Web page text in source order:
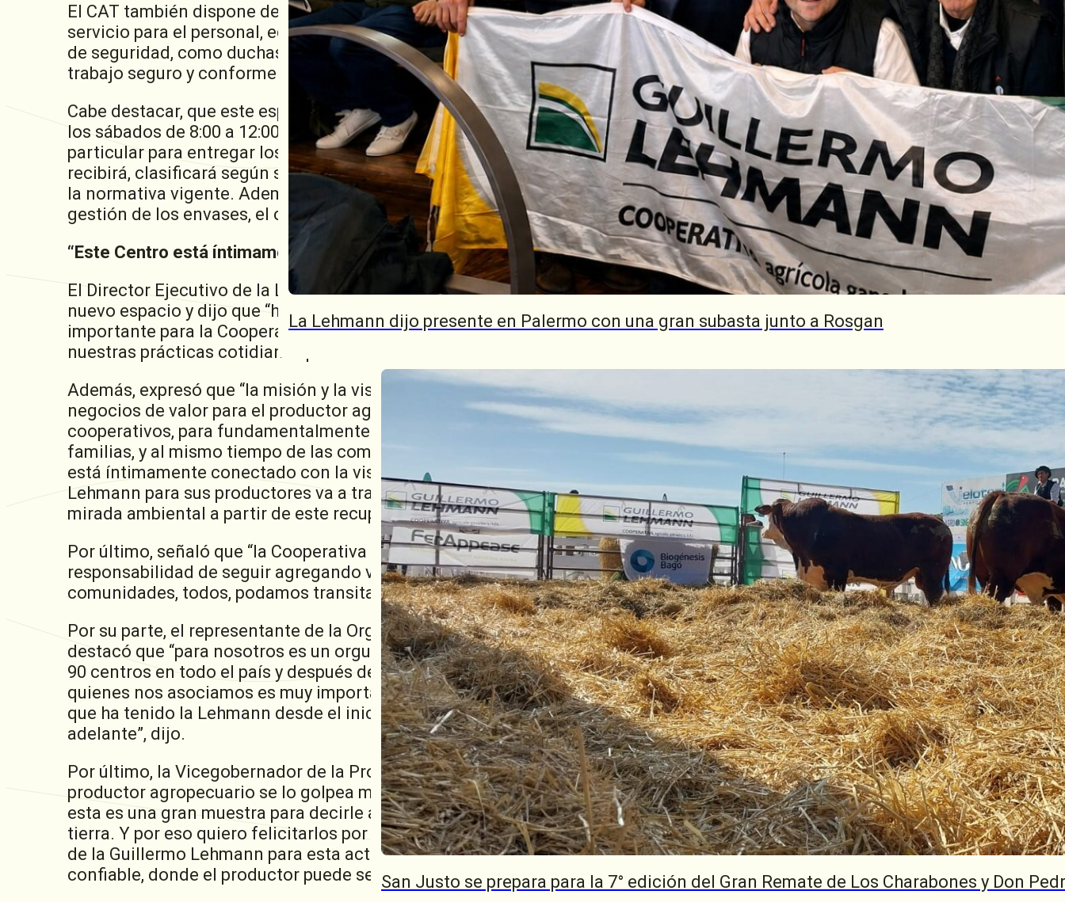
El CAT también dispone de un módulo administrativo que incluye oficinas y áreas de
servicio para el personal, equipado con adecuadas medidas de ventilación y dispositivos
de seguridad, como duchas de emergencia y extintores, para garantizar un entorno de
trabajo seguro y conforme a las normativas vigentes.
Cabe destacar, que este espacio estará operativo de lunes a viernes de 7:30 a 16:00 hs. y
los sábados de 8:00 a 12:00 hs. Los productores podrán acercarse con su vehículo
particular para entregar los envases vacíos de fitosanitarios, donde un operario los
recibirá, clasificará según su estado (limpios o sucios) y los almacenará de acuerdo con
la normativa vigente. Además, se emitirá un certificado digital que garantiza la correcta
gestión de los envases, el cual podrá ser impreso como respaldo documental.
“Este Centro está íntimamente conectado con la visión y la misión de la Cooperativa”
El Director Ejecutivo de la Lehmann, Gonzalo Turri, se refirió a la inauguración de este
nuevo espacio y dijo que “hoy es un motivo de verdadera alegría y satisfacción. Es muy
importante para la Cooperativa que haya coherencia entre el decir y el hacer, para que en
nuestras prácticas cotidianas podamos lograr nuestras convicciones”, argumentó.
Además, expresó que “la misión y la visión de la Cooperativa dice que queremos generar
negocios de valor para el productor agropecuario, en el marco de los principios
cooperativos, para fundamentalmente mejorar la calidad de vida de los socios y de sus
familias, y al mismo tiempo de las comunidades donde todos transitamos. Y este Centro
está íntimamente conectado con la visión y la misión, porque la propuesta de valor de la
Lehmann para sus productores va a trascender lo económico comercial e incluye la
mirada ambiental a partir de este recupero de envases”, manifestó Turri.
Por último, señaló que “la Cooperativa tiene que encontrar la oportunidad y la
responsabilidad de seguir agregando valor en sentido amplio, para que nuestras
comunidades, todos, podamos transitar mejor”, finalizó el Director Ejecutivo.
Por su parte, el representante de la Organización Campo Limpio, Juan Manuel Medina,
destacó que “para nosotros es un orgullo trabajar con la Cooperativa. Tenemos más de
90 centros en todo el país y después de fundar esa cantidad podemos decir que con
quienes nos asociamos es muy importante para que esto funcione bien. El compromiso
que ha tenido la Lehmann desde el inicio fue muy facilitador para que esto se lleve
adelante”, dijo.
Por último, la Vicegobernador de la Provincia, Gisela Scaglia, argumentó que “al
productor agropecuario se lo golpea mucho por las cuestiones ambientales, y creo que
esta es una gran muestra para decirle a todos que el campo está preocupado por su
tierra. Y por eso quiero felicitarlos por hacer esto posible y que pongan todo el prestigio
de la Guillermo Lehmann para esta actividad. Detrás de esta acción hay una entidad
confiable, donde el productor puede sentirse respaldado”, finalizó.
La Lehmann dijo presente en Palermo con una gran subasta junto a Rosgan
San Justo se prepara para la 7° edición del Gran Remate de Los Charabones y Don